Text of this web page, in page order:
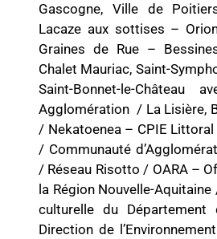
Gascogne, Ville de
Lacaze aux sottises –
Graines de Rue –
Chalet Mauriac, Saint-
Saint-Bonnet-le-Château
Agglomération / La Lisière,
/ Nekatoenea – CPIE Littoral
/ Communauté
/ Réseau Risotto / OARA –
la Région Nouvelle-
culturelle du
Direction de